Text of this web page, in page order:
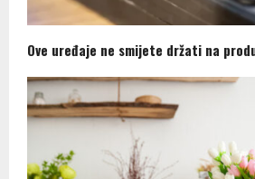
Ove uređaje ne smijete držati na